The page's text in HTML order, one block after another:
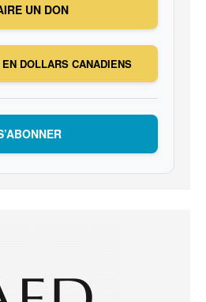
UN DON
DOLLARS CANADIENS